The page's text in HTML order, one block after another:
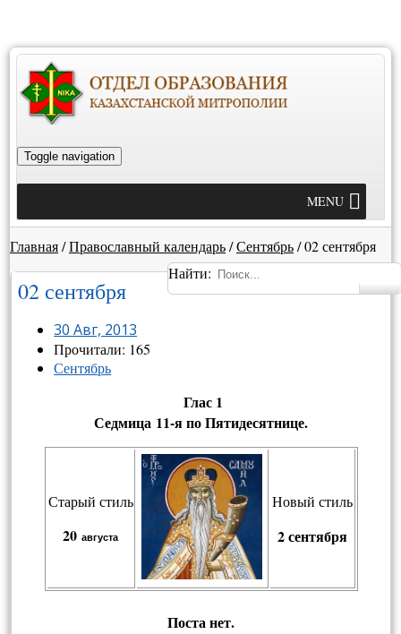
Toggle navigation
MENU
Главная/Православный календарь/Сентябрь/02 сентября
Найти:
02 сентября
30 Авг, 2013
Прочитали: 165
Сентябрь
Глас 1
Седмица 11-я по Пятидесятнице.
Старый стиль
20 августа
Новый стиль
2 сентября
Пос­та нет.